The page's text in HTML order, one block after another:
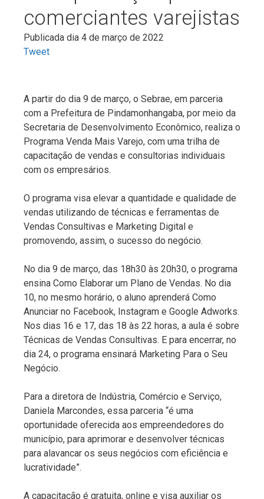
comerciantes varejistas
Publicada dia 4 de março de 2022
Tweet
A partir do dia 9 de março, o Sebrae, em parceria
com a Prefeitura de Pindamonhangaba, por meio da
Secretaria de Desenvolvimento Econômico, realiza o
Programa Venda Mais Varejo, com uma trilha de
capacitação de vendas e consultorias individuais
com os empresários.
O programa visa elevar a quantidade e qualidade de
vendas utilizando de técnicas e ferramentas de
Vendas Consultivas e Marketing Digital e
promovendo, assim, o sucesso do negócio.
No dia 9 de março, das 18h30 às 20h30, o programa
ensina Como Elaborar um Plano de Vendas. No dia
10, no mesmo horário, o aluno aprenderá Como
Anunciar no Facebook, Instagram e Google Adworks.
Nos dias 16 e 17, das 18 às 22 horas, a aula é sobre
Técnicas de Vendas Consultivas. E para encerrar, no
dia 24, o programa ensinará Marketing Para o Seu
Negócio.
Para a diretora de Indústria, Comércio e Serviço,
Daniela Marcondes, essa parceria “é uma
oportunidade oferecida aos empreendedores do
município, para aprimorar e desenvolver técnicas
para alavancar os seus negócios com eficiência e
lucratividade”.
A capacitação é gratuita, online e visa auxiliar os